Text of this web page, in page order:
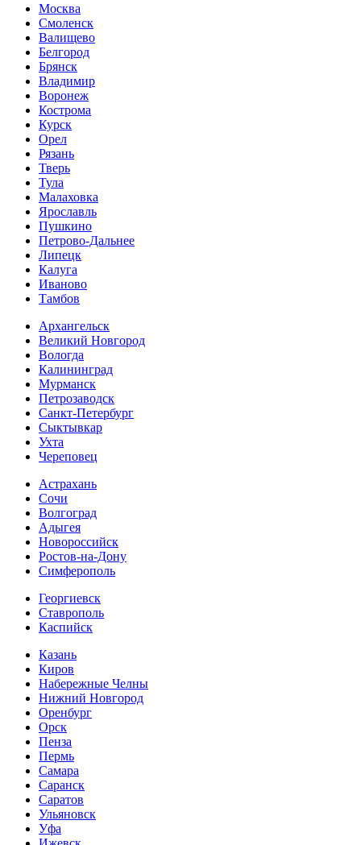
Москва
Смоленск
Валищево
Белгород
Брянск
Владимир
Воронеж
Кострома
Курск
Орел
Рязань
Тверь
Тула
Малаховка
Ярославль
Пушкино
Петрово-Дальнее
Липецк
Калуга
Иваново
Тамбов
Архангельск
Великий Новгород
Вологда
Калининград
Мурманск
Петрозаводск
Санкт-Петербург
Сыктывкар
Ухта
Череповец
Астрахань
Сочи
Волгоград
Адыгея
Новороссийск
Ростов-на-Дону
Симферополь
Георгиевск
Ставрополь
Каспийск
Казань
Киров
Набережные Челны
Нижний Новгород
Оренбург
Орск
Пенза
Пермь
Самара
Саранск
Саратов
Ульяновск
Уфа